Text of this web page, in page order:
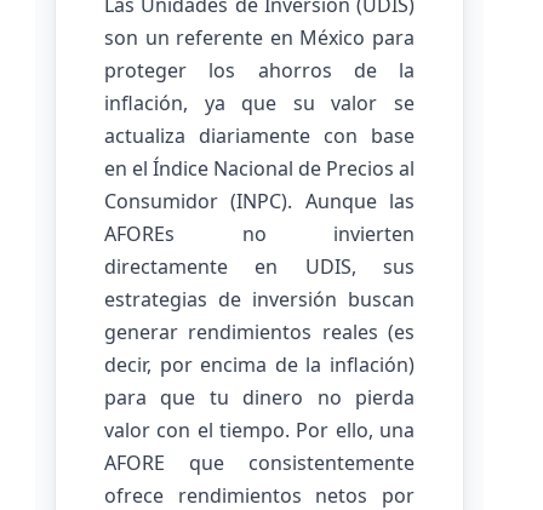
son un referente en México para
proteger los ahorros de la
inflación, ya que su valor se
actualiza diariamente con base
en el Índice Nacional de Precios al
Consumidor (INPC). Aunque las
AFOREs no invierten
directamente en UDIS, sus
estrategias de inversión buscan
generar rendimientos reales (es
decir, por encima de la inflación)
para que tu dinero no pierda
valor con el tiempo. Por ello, una
AFORE que consistentemente
ofrece rendimientos netos por